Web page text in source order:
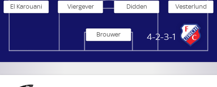
FC Utrecht
4-2-3-1
Brouwer
Vesterlund
Didden
Viergever
El Karouani